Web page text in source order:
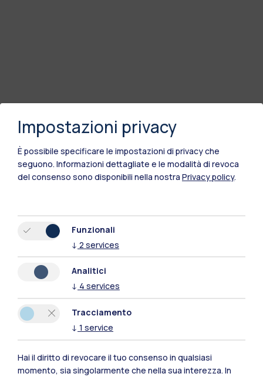
Polimi Community
Tutti i siti dell’ecosistema
Residenze
Impostazioni privacy
È possibile specificare le impostazioni di privacy che
seguono. Informazioni dettagliate e le modalità di revoca
del consenso sono disponibili nella nostra Privacy policy.
Funzionali
↓ 2 services
Analitici
↓ 4 services
Tracciamento
↓ 1 service
Hai il diritto di revocare il tuo consenso in qualsiasi
momento, sia singolarmente che nella sua interezza. In